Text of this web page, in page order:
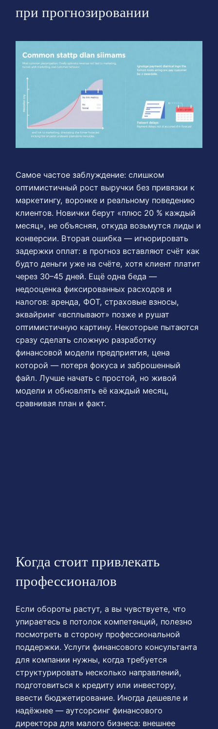
при прогнозировании
Самое частое заблуждение: слишком
оптимистичный рост выручки без привязки к
маркетингу, воронке и реальному поведению
клиентов. Новички берут «плюс 20 % каждый
месяц», не объясняя, откуда возьмутся лиды и
конверсии. Вторая ошибка — игнорировать
задержки оплат: в прогноз вставляют счёт как
будто деньги уже на счёте, хотя клиент платит
через 30–45 дней. Ещё одна беда —
недооценка фиксированных расходов и
налогов: аренда, ФОТ, страховые взносы,
эквайринг «всплывают» позже и рушат
оптимистичную картину. Некоторые пытаются
сразу сделать сложную разработку
финансовой модели предприятия, цена
которой — потеря фокуса и заброшенный
файл. Лучше начать с простой, но живой
модели и обновлять её каждый месяц,
сравнивая план и факт.
Когда стоит привлекать
профессионалов
Если обороты растут, а вы чувствуете, что
упираетесь в потолок компетенций, полезно
посмотреть в сторону профессиональной
поддержки. Услуги финансового консультанта
для компании нужны, когда требуется
структурировать несколько направлений,
подготовиться к кредиту или инвестору,
ввести бюджетирование. Иногда дешевле и
надёжнее — аутсорсинг финансового
директора для малого бизнеса: внешнее